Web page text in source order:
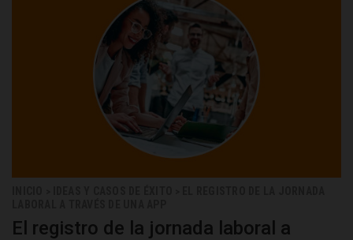
El registro de la jornada laboral a